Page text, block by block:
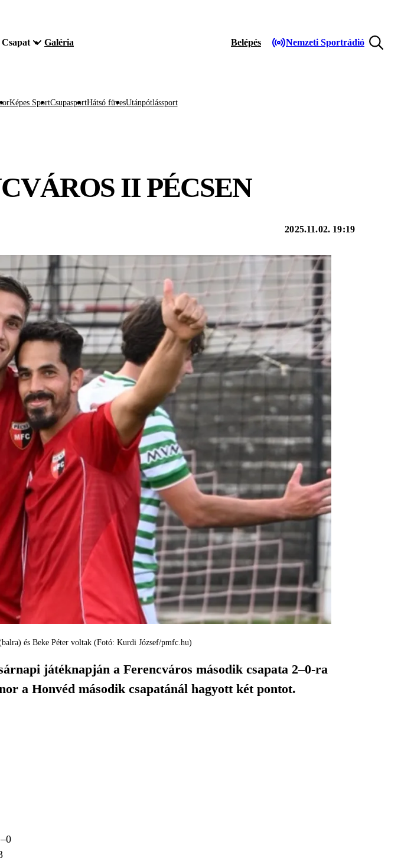
Csapat Galéria Belépés Nemzeti Sportrádió
Képes SportCsupasportHátsó füvesUtánpótlássport
II PÉCSEN
2025.11.02. 19:19
és Beke Péter voltak (Fotó: Kurdi József/pmfc.hu)
játéknapján a Ferencváros második csapata 2–0-ra
a Honvéd második csapatánál hagyott két pontot.